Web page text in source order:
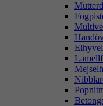
Elhyvel